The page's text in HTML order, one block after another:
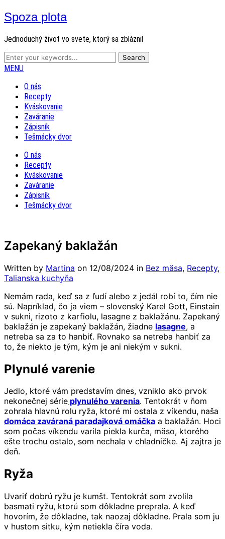
Spoza plota
Jednoduchý život vo svete, ktorý sa zbláznil
MENU
O nás
Recepty
Kváskovanie
Zaváranie
Zápisník
Tešmácky dvor
O nás
Recepty
Kváskovanie
Zaváranie
Zápisník
Tešmácky dvor
Zapekaný baklažán
Written by Martina on 12/08/2024 in Bez mäsa, Recepty,
Talianska kuchyňa
Nemám rada, keď sa z ľudí alebo z jedál robí to, čím nie
sú. Napríklad, čo ja viem – slovenský Karel Gott, Einstain
v sukni, rizoto z karfiolu, lasagne z baklažánu. Zapekaný
baklažán je zapekaný baklažán, žiadne lasagne, a
netreba sa za to hanbiť. Rovnako sa netreba hanbiť za
to, že niekto je tým, kým je ani niekým v sukni.
Plynulé varenie
Jedlo, ktoré vám predstavím dnes, vzniklo ako prvok
nekonečnej série plynulého varenia. Tentokrát v ňom
zohrala hlavnú rolu ryža, ktoré mi ostala z víkendu, naša
domáca zaváraná paradajková omáčka a baklažán. Hoci
som počas víkendu varila piekla kurča, mäso, ktorého
ešte trochu ostalo, som nechala v chladničke. Aj zajtra je
deň.
Ryža
Uvariť dobrú ryžu je kumšt. Tentokrát som zvolila
basmati ryžu, ktorú som dôkladne preprala. A keď
hovorím, že dôkladne, tak naozaj dôkladne. Prala som ju
v hustom sitku, kým netiekla číra voda.